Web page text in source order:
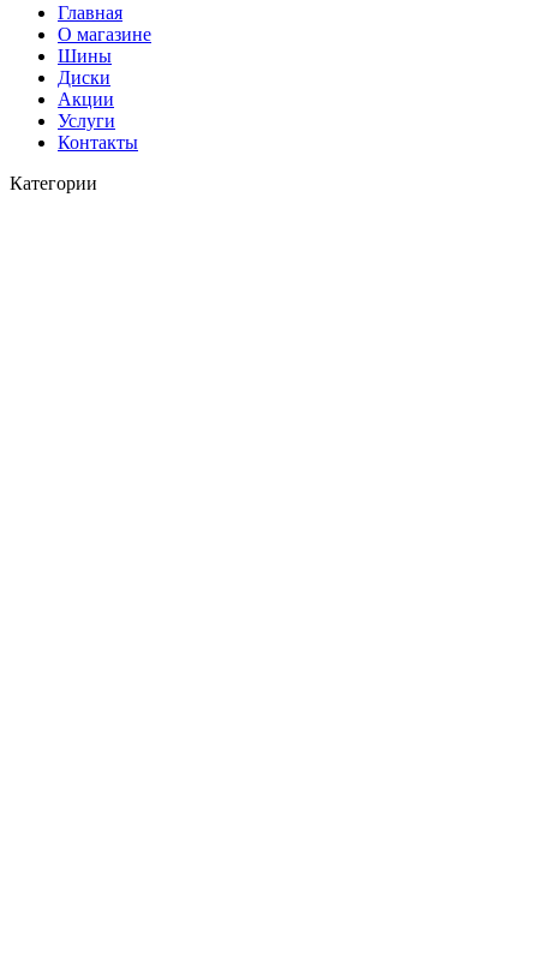
Главная
О магазине
Шины
Диски
Акции
Услуги
Контакты
Категории